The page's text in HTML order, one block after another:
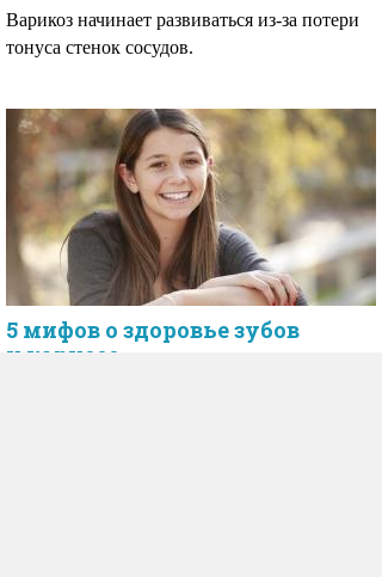
Варикоз начинает развиваться из-за потери
тонуса стенок сосудов.
5 мифов о здоровье зубов
и кариесе